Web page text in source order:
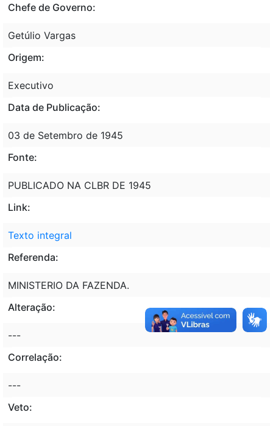
Chefe de Governo:
Getúlio Vargas
Origem:
Executivo
Data de Publicação:
03 de Setembro de 1945
Fonte:
PUBLICADO NA CLBR DE 1945
Link:
Texto integral
Referenda:
MINISTERIO DA FAZENDA.
Alteração:
---
Correlação:
---
Veto: